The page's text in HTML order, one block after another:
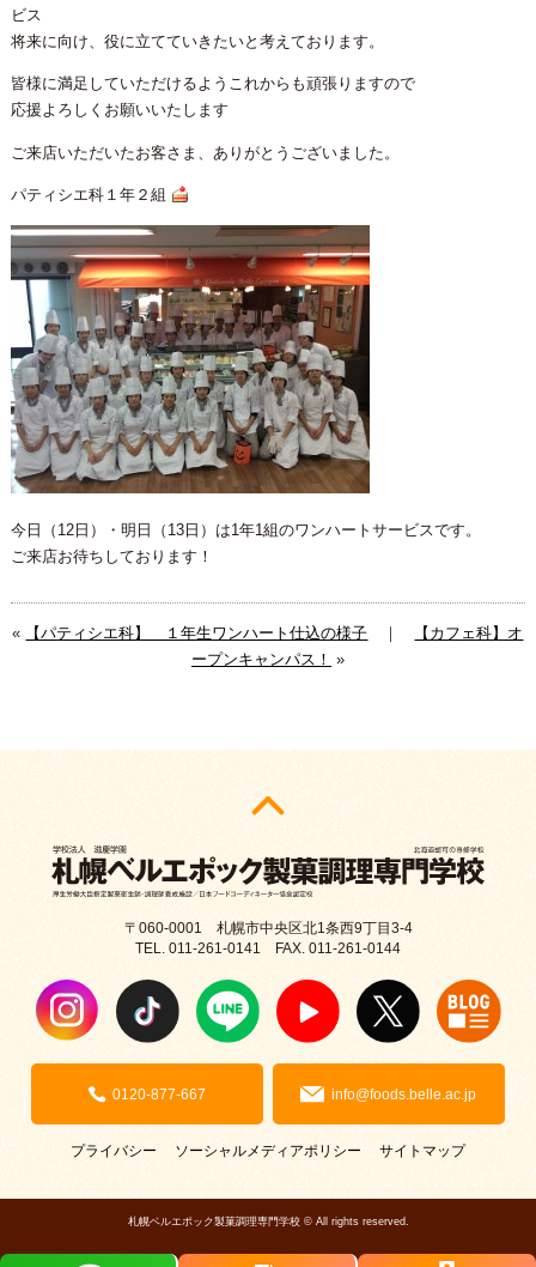
ビス
将来に向け、役に立てていきたいと考えております。
皆様に満足していただけるようこれからも頑張りますので
応援よろしくお願いいたします
ご来店いただいたお客さま、ありがとうございました。
パティシエ科１年２組
今日（12日）・明日（13日）は1年1組のワンハートサービスです。
ご来店お待ちしております！
« 【パティシエ科】 １年生ワンハート仕込の様子 ｜
【カフェ科】オ
ープンキャンパス！ »
〒060-0001 札幌市中央区北1条西9丁目3-4
TEL. 011-261-0141 FAX. 011-261-0144
0120-877-667 info@foods.belle.ac.jp
プライバシー ソーシャルメディアポリシー サイトマップ
札幌ベルエポック製菓調理専門学校 © All rights reserved.